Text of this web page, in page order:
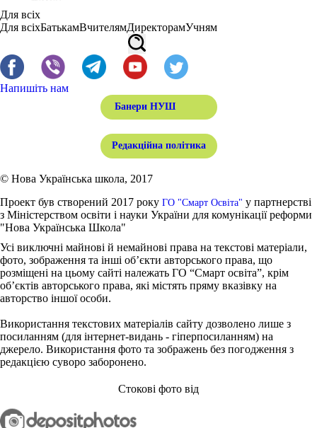
Для всіх
Для всіхБатькамВчителямДиректорамУчням
Напишіть нам
Банери НУШ
Редакційна політика
© Нова Українська школа, 2017
Проект був створений 2017 року ГО "Смарт Освіта" у партнерстві
з Міністерством освіти і науки України для комунікації реформи
"Нова Українська Школа"
Усі виключні майнові й немайнові права на текстові матеріали,
фото, зображення та інші об’єкти авторського права, що
розміщені на цьому сайті належать ГО “Смарт освіта”, крім
об’єктів авторського права, які містять пряму вказівку на
авторство іншої особи.
Використання текстових матеріалів сайту дозволено лише з
посиланням (для інтернет-видань - гіперпосиланням) на
джерело. Використання фото та зображень без погодження з
редакцією суворо заборонено.
Стокові фото від